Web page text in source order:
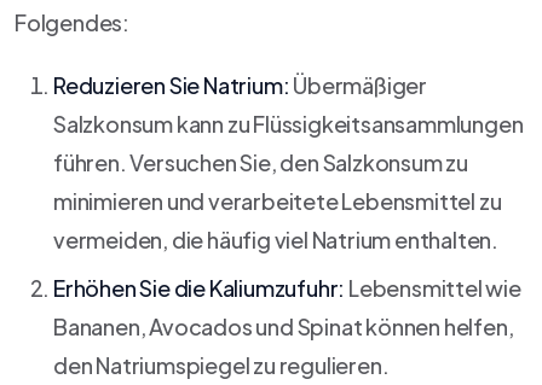
Folgendes:
Reduzieren Sie Natrium: Übermäßiger
Salzkonsum kann zu Flüssigkeitsansammlungen
führen. Versuchen Sie, den Salzkonsum zu
minimieren und verarbeitete Lebensmittel zu
vermeiden, die häufig viel Natrium enthalten.
Erhöhen Sie die Kaliumzufuhr: Lebensmittel wie
Bananen, Avocados und Spinat können helfen,
den Natriumspiegel zu regulieren.